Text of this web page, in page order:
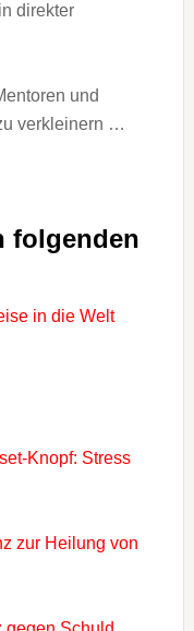
direkter
und
verkleinern …
folgenden
in die Welt
Knopf: Stress
zur Heilung von